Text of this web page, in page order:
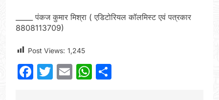
_____ पंकज कुमार मिश्रा ( एडिटोरियल कॉलमिस्ट एवं पत्रकार
8808113709)
Post Views: 1,245
Facebook
Twitter
EmailWhatsApp